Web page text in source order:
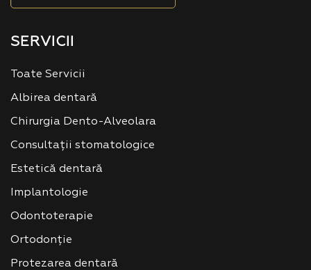
SERVICII
Toate Servicii
Albirea dentară
Chirurgia Dento-Alveolara
Consultații stomatologice
Estetică dentară
Implantologie
Odontoterapie
Ortodonție
Protezarea dentară